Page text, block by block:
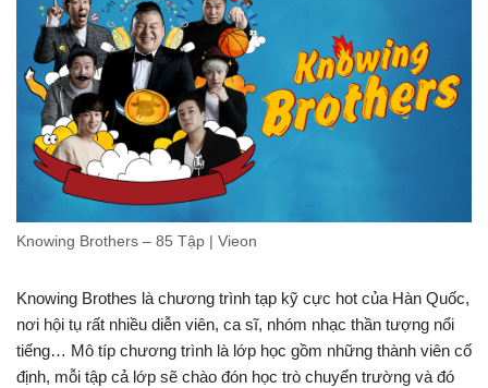
Knowing Brothers – 85 Tập | Vieon
Knowing Brothes là chương trình tạp kỹ cực hot của Hàn Quốc,
nơi hội tụ rất nhiều diễn viên, ca sĩ, nhóm nhạc thần tượng nổi
tiếng… Mô típ chương trình là lớp học gồm những thành viên cố
định, mỗi tập cả lớp sẽ chào đón học trò chuyển trường và đó